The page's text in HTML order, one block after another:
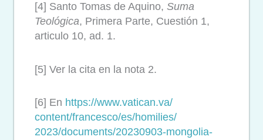
[4] Santo Tomas de Aquino, Suma
Teológica, Primera Parte, Cuestión 1,
articulo 10, ad. 1.
[5] Ver la cita en la nota 2.
[6] En https://www.vatican.va/
content/francesco/es/homilies/
2023/documents/20230903-mongolia-